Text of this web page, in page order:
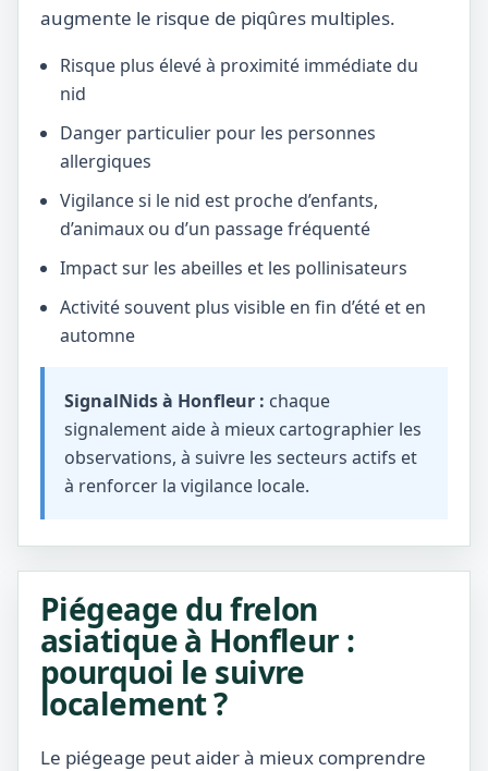
augmente le risque de piqûres multiples.
Risque plus élevé à proximité immédiate du
nid
Danger particulier pour les personnes
allergiques
Vigilance si le nid est proche d’enfants,
d’animaux ou d’un passage fréquenté
Impact sur les abeilles et les pollinisateurs
Activité souvent plus visible en fin d’été et en
automne
SignalNids à Honfleur : chaque
signalement aide à mieux cartographier les
observations, à suivre les secteurs actifs et
à renforcer la vigilance locale.
Piégeage du frelon
asiatique à Honfleur :
pourquoi le suivre
localement ?
Le piégeage peut aider à mieux comprendre